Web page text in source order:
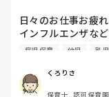
日々のお仕事お疲れ
インフルエンザな
みなさんの園では
熱はないけど若干
スに広がっていく
病児保育 幼児 乳児
くろりさ
保育士, 認可保育園